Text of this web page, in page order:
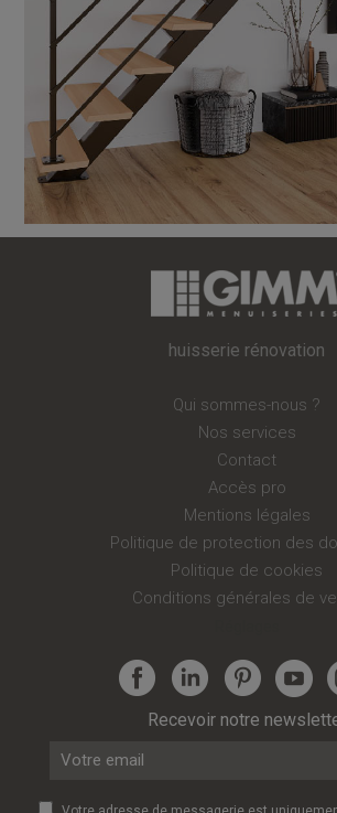
huisserie rénovation
Qui sommes-nous ?
Nos services
Contact
Accès pro
Mentions légales
Politique de protection des
Politique de cookies
Conditions générales de
Recevoir notre